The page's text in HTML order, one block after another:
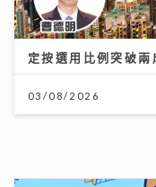
李求恩紀念中學
31/07/2026